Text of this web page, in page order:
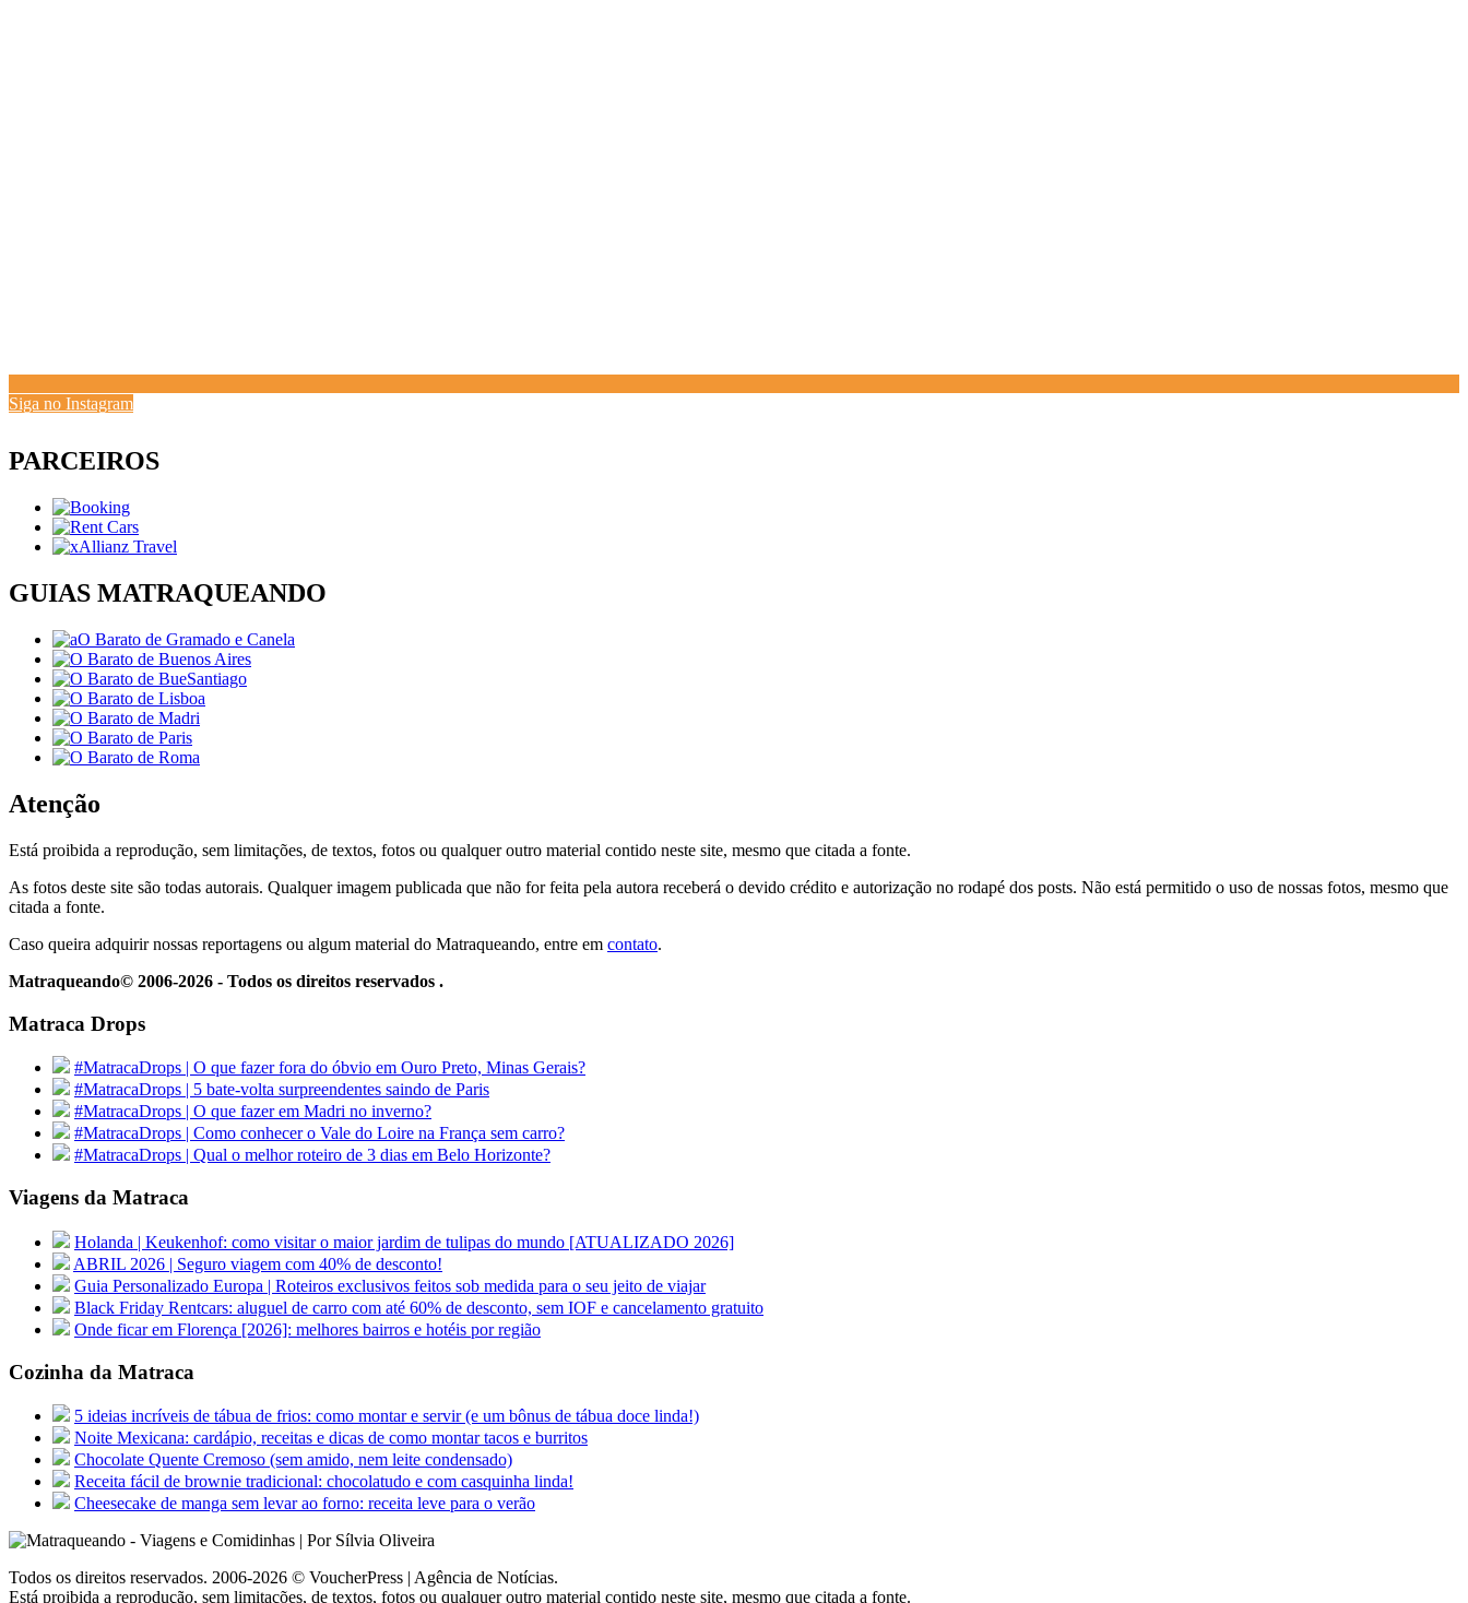
Siga no Instagram
PARCEIROS
GUIAS MATRAQUEANDO
Atenção
Está proibida a reprodução, sem limitações, de textos, fotos ou qualquer outro material contido neste site, mesmo que citada a fonte.
As fotos deste site são todas autorais. Qualquer imagem publicada que não for feita pela autora receberá o devido crédito e autorização no rodapé dos posts. Não está permitido o uso de nossas fotos, mesmo que
citada a fonte.
Caso queira adquirir nossas reportagens ou algum material do Matraqueando, entre em contato.
Matraqueando© 2006-2026 - Todos os direitos reservados .
Matraca Drops
#MatracaDrops | O que fazer fora do óbvio em Ouro Preto, Minas Gerais?
#MatracaDrops | 5 bate-volta surpreendentes saindo de Paris
#MatracaDrops | O que fazer em Madri no inverno?
#MatracaDrops | Como conhecer o Vale do Loire na França sem carro?
#MatracaDrops | Qual o melhor roteiro de 3 dias em Belo Horizonte?
Viagens da Matraca
Holanda | Keukenhof: como visitar o maior jardim de tulipas do mundo [ATUALIZADO 2026]
ABRIL 2026 | Seguro viagem com 40% de desconto!
Guia Personalizado Europa | Roteiros exclusivos feitos sob medida para o seu jeito de viajar
Black Friday Rentcars: aluguel de carro com até 60% de desconto, sem IOF e cancelamento gratuito
Onde ficar em Florença [2026]: melhores bairros e hotéis por região
Cozinha da Matraca
5 ideias incríveis de tábua de frios: como montar e servir (e um bônus de tábua doce linda!)
Noite Mexicana: cardápio, receitas e dicas de como montar tacos e burritos
Chocolate Quente Cremoso (sem amido, nem leite condensado)
Receita fácil de brownie tradicional: chocolatudo e com casquinha linda!
Cheesecake de manga sem levar ao forno: receita leve para o verão
Todos os direitos reservados. 2006-2026 © VoucherPress | Agência de Notícias.
Está proibida a reprodução, sem limitações, de textos, fotos ou qualquer outro material contido neste site, mesmo que citada a fonte.